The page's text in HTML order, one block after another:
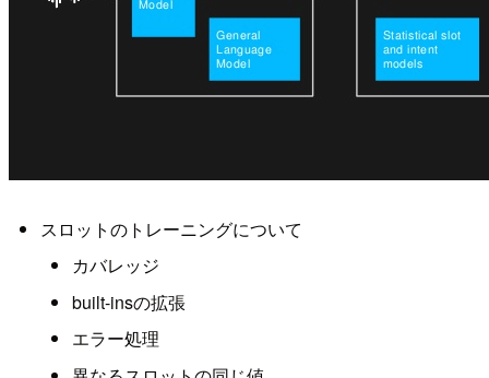
スロットのトレーニングについて
カバレッジ
built-insの拡張
エラー処理